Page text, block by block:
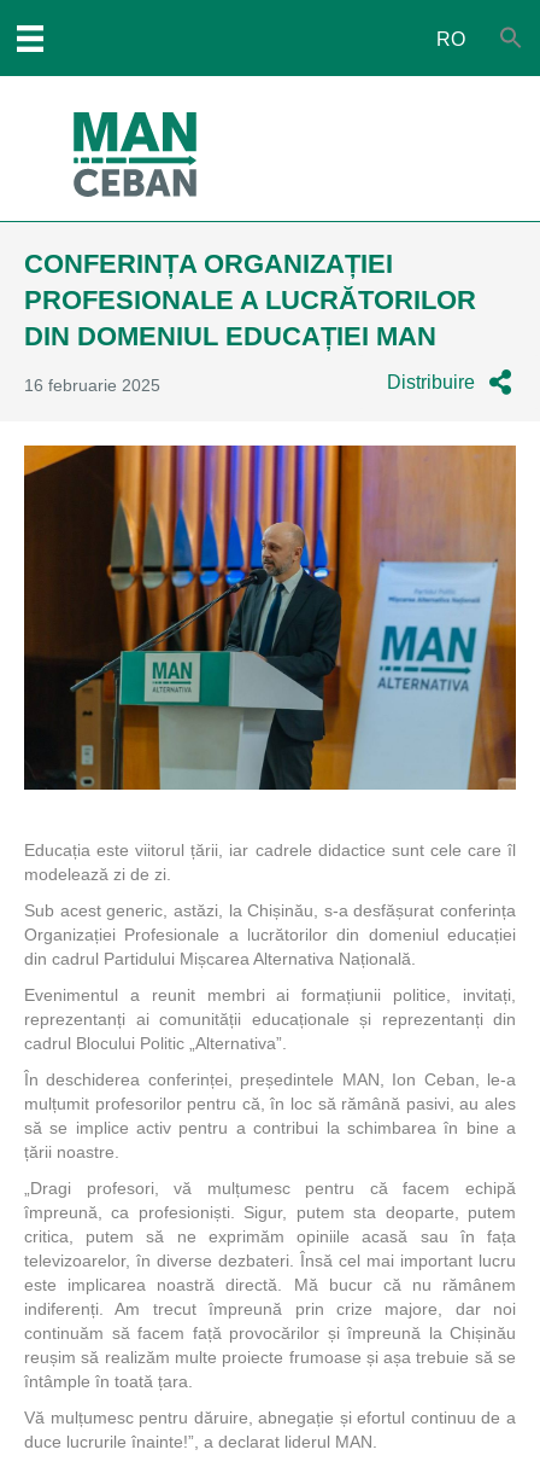
RO
CONFERINȚA ORGANIZAȚIEI
PROFESIONALE A LUCRĂTORILOR
DIN DOMENIUL EDUCAȚIEI MAN
16 februarie 2025 Distribuire
Educația este viitorul țării, iar cadrele didactice sunt cele care îl
modelează zi de zi.
Sub acest generic, astăzi, la Chișinău, s-a desfășurat conferința
Organizației Profesionale a lucrătorilor din domeniul educației
din cadrul Partidului Mișcarea Alternativa Națională.
Evenimentul a reunit membri ai formațiunii politice, invitați,
reprezentanți ai comunității educaționale și reprezentanți din
cadrul Blocului Politic „Alternativa”.
În deschiderea conferinței, președintele MAN, Ion Ceban, le-a
mulțumit profesorilor pentru că, în loc să rămână pasivi, au ales
să se implice activ pentru a contribui la schimbarea în bine a
țării noastre.
„Dragi profesori, vă mulțumesc pentru că facem echipă
împreună, ca profesioniști. Sigur, putem sta deoparte, putem
critica, putem să ne exprimăm opiniile acasă sau în fața
televizoarelor, în diverse dezbateri. Însă cel mai important lucru
este implicarea noastră directă. Mă bucur că nu rămânem
indiferenți. Am trecut împreună prin crize majore, dar noi
continuăm să facem față provocărilor și împreună la Chișinău
reușim să realizăm multe proiecte frumoase și așa trebuie să se
întâmple în toată țara.
Vă mulțumesc pentru dăruire, abnegație și efortul continuu de a
duce lucrurile înainte!”, a declarat liderul MAN.